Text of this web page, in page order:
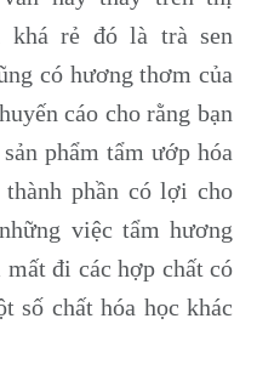
khá rẻ đó là trà sen
có hương thơm của
cáo cho rằng bạn
phẩm tẩm ướp hóa
phần có lợi cho
việc tẩm hương
mất đi các hợp chất có
số chất hóa học khác